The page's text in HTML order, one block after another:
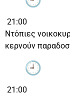
21:00
Ντόπιες
κερνούν
21:00